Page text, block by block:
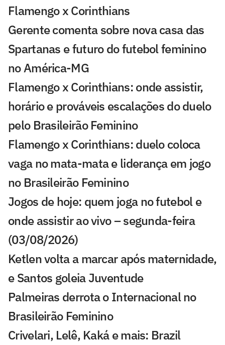
Flamengo x Corinthians
Gerente comenta sobre nova casa das
Spartanas e futuro do futebol feminino
no América-MG
Flamengo x Corinthians: onde assistir,
horário e prováveis escalações do duelo
pelo Brasileirão Feminino
Flamengo x Corinthians: duelo coloca
vaga no mata-mata e liderança em jogo
no Brasileirão Feminino
Jogos de hoje: quem joga no futebol e
onde assistir ao vivo – segunda-feira
(03/08/2026)
Ketlen volta a marcar após maternidade,
e Santos goleia Juventude
Palmeiras derrota o Internacional no
Brasileirão Feminino
Crivelari, Lelê, Kaká e mais: Brazil